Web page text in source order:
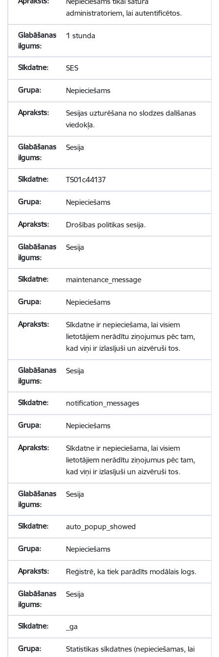
administratoriem, lai autentificētos.
1 stunda
SES
Nepieciešams
Sesijas uzturēšana no slodzes dalīšanas
viedokļa.
Sesija
TS01c44137
Nepieciešams
Drošības politikas sesija.
Sesija
maintenance_message
Nepieciešams
Sīkdatne ir nepieciešama, lai visiem
lietotājiem nerādītu ziņojumus pēc tam,
kad viņi ir izlasījuši un aizvēruši tos.
Sesija
notification_messages
Nepieciešams
Sīkdatne ir nepieciešama, lai visiem
lietotājiem nerādītu ziņojumus pēc tam,
kad viņi ir izlasījuši un aizvēruši tos.
Sesija
auto_popup_showed
Nepieciešams
Reģistrē, ka tiek parādīts modālais logs.
Sesija
_ga
Statistikas sīkdatnes (nepieciešamas, lai